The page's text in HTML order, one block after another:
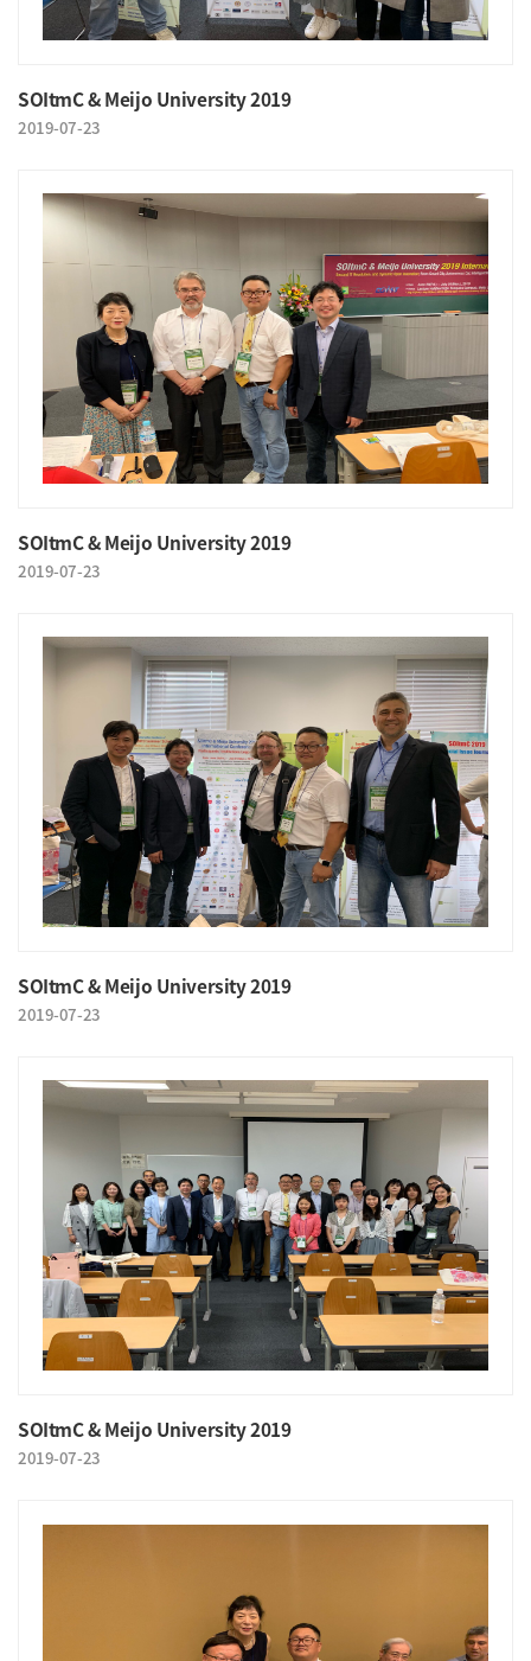
SOItmC & Meijo University 2019
2019-07-23
SOItmC & Meijo University 2019
2019-07-23
SOItmC & Meijo University 2019
2019-07-23
SOItmC & Meijo University 2019
2019-07-23